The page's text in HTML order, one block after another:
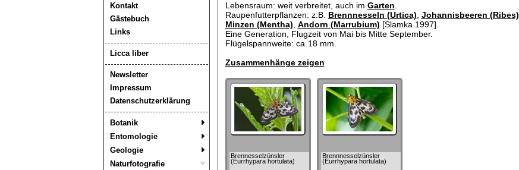
Kontakt
Gästebuch
Links
Licca liber
Newsletter
Impressum
Datenschutzerklärung
Botanik
Entomologie
Geologie
Naturfotografie
Lebensraum: weit verbreitet, auch im Garten
Raupenfutterpflanzen: z.B. Brennnesseln (Urtica) Johannisbeeren (Ribes)
Minzen (Mentha) Andorn (Marrubium) [Slamka 1997].
Eine Generation, Flugzeit von Mai bis Mitte September.
Flügelspannweite: ca. 18 mm.
Zusammenhänge zeigen
Brennesselzünsler
(Eurrhypara hortulata)
Brennnesselzünsler
(Eurrhypara hortulata)